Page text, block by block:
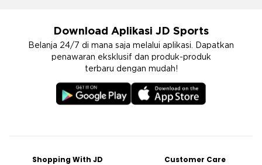
Download Aplikasi JD Sports
Belanja 24/7 di mana saja melalui aplikasi. Dapatkan
penawaran eksklusif dan produk-produk
terbaru dengan mudah!
Shopping With JD
Customer Care